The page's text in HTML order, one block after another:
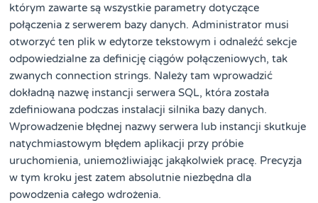
którym zawarte są wszystkie parametry dotyczące
połączenia z serwerem bazy danych. Administrator musi
otworzyć ten plik w edytorze tekstowym i odnaleźć sekcje
odpowiedzialne za definicję ciągów połączeniowych, tak
zwanych connection strings. Należy tam wprowadzić
dokładną nazwę instancji serwera SQL, która została
zdefiniowana podczas instalacji silnika bazy danych.
Wprowadzenie błędnej nazwy serwera lub instancji skutkuje
natychmiastowym błędem aplikacji przy próbie
uruchomienia, uniemożliwiając jakąkolwiek pracę. Precyzja
w tym kroku jest zatem absolutnie niezbędna dla
powodzenia całego wdrożenia.